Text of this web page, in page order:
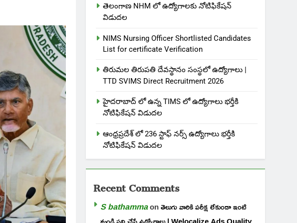
తెలంగాణ NHM లో ఉద్యోగాలకు నోటిఫికేషన్
విడుదల
NIMS Nursing Officer Shortlisted Candidates
List for certificate Verification
తిరుమల తిరుపతి దేవస్థానం సంస్థలో ఉద్యోగాలు |
TTD SVIMS Direct Recruitment 2026
హైదరాబాద్ లో ఉన్న TIMS లో ఉద్యోగాలు భర్తీకి
నోటిఫికేషన్ విడుదల
ఆంధ్రప్రదేశ్ లో 236 స్టాఫ్ నర్స్ ఉద్యోగాలు భర్తీకి
నోటిఫికేషన్ విడుదల
Recent Comments
S bathammaonతెలుగు వారికి పరీక్ష లేకుండా ఇంటి